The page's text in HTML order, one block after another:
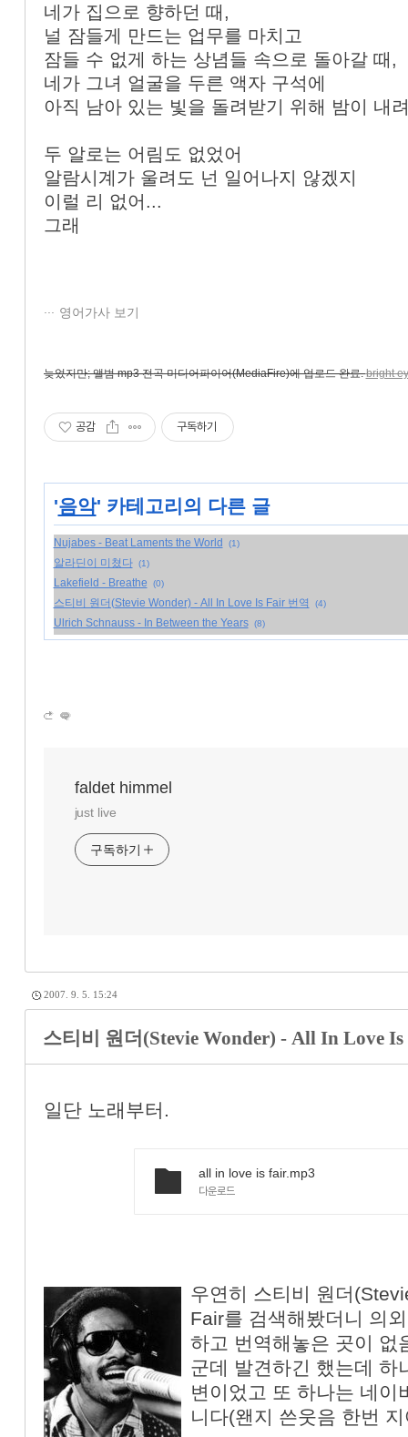
네가 집으로 향하던 때,
널 잠들게 만드는 업무를 마치고
잠들 수 없게 하는 상념들 속으로 돌아갈 때,
네가 그녀 얼굴을 두른 액자 구석에
아직 남아 있는 빛을 돌려받기 위해 밤이 내
두 알로는 어림도 없었어
알람시계가 울려도 넌 일어나지 않겠지
이럴 리 없어...
그래
영어가사 보기
늦었지만; 앨범 mp3 전곡 미디어파이어(MediaFire)에 업로드 완료.bright
공감 구독하기
'음악' 카테고리의 다른 글
Nujabes - Beat Laments the World (1)
알라딘이 미쳤다 (1)
Lakefield - Breathe (0)
스티비 원더(Stevie Wonder) - All In Love Is Fair 번역 (4)
Ulrich Schnauss - In Between the Years (8)
faldet himmel
just live
구독하기
2007. 9. 5. 15:24
스티비 원더(Stevie Wonder) - All In Love
일단 노래부터.
all in love is fair.mp3
다운로드
우연히 스티비 원더
Fair를 검색해봤더니 의
하고 번역해놓은 곳이 없
군데 발견하긴 했는데 하
변이었고 또 하나는 네이
니다(왠지 쓴웃음 한번